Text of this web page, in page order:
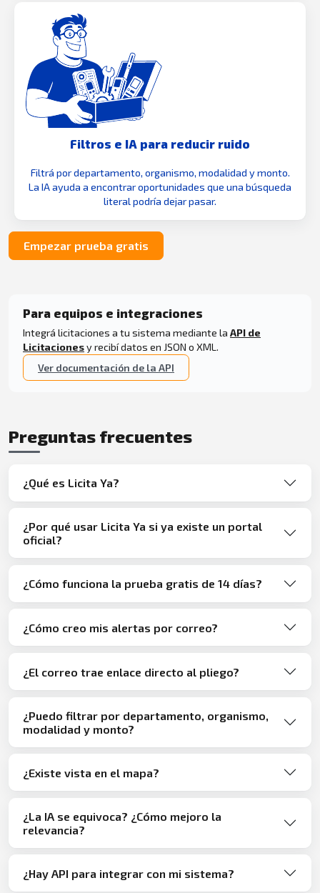
Filtros e IA para reducir ruido
Filtrá por departamento, organismo, modalidad y monto.
La IA ayuda a encontrar oportunidades que una búsqueda
literal podría dejar pasar.
Empezar prueba gratis
Para equipos e integraciones
Integrá licitaciones a tu sistema mediante la API de
Licitacionesy recibí datos en JSON o XML.
Ver documentación de la API
Preguntas frecuentes
¿Qué es Licita Ya?
¿Por qué usar Licita Ya si ya existe un portal
oficial?
¿Cómo funciona la prueba gratis de 14 días?
¿Cómo creo mis alertas por correo?
¿El correo trae enlace directo al pliego?
¿Puedo filtrar por departamento, organismo,
modalidad y monto?
¿Existe vista en el mapa?
¿La IA se equivoca? ¿Cómo mejoro la
relevancia?
¿Hay API para integrar con mi sistema?